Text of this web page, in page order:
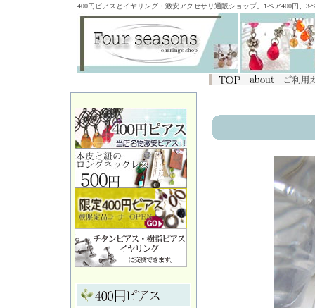
400円ピアスとイヤリング・激安アクセサリ通販ショップ。1ペア400円、